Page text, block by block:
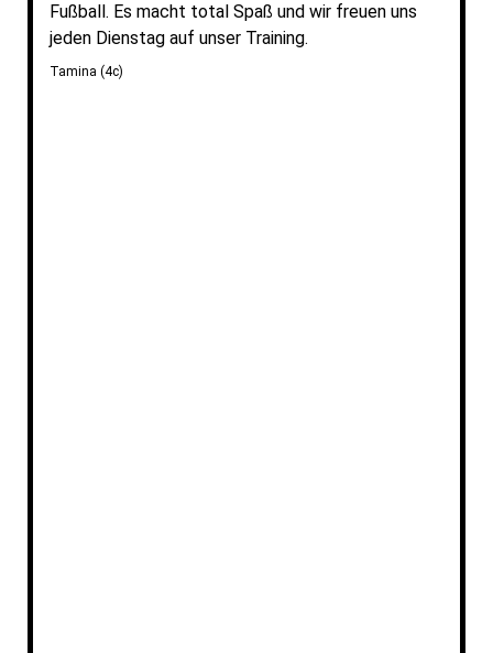
Fußball. Es macht total Spaß und wir freuen uns
jeden Dienstag auf unser Training.
Tamina (4c)